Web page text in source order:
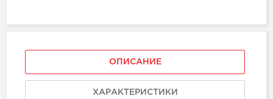
ОПИСАНИЕ
ХАРАКТЕРИСТИКИ